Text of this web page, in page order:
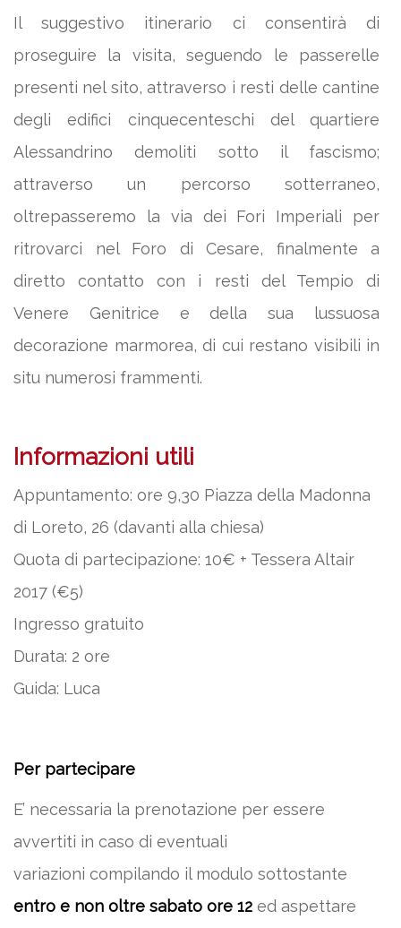
Il suggestivo itinerario ci consentirà di
proseguire la visita, seguendo le passerelle
presenti nel sito, attraverso i resti delle cantine
degli edifici cinquecenteschi del quartiere
Alessandrino demoliti sotto il fascismo;
attraverso un percorso sotterraneo,
oltrepasseremo la via dei Fori Imperiali per
ritrovarci nel Foro di Cesare, finalmente a
diretto contatto con i resti del Tempio di
Venere Genitrice e della sua lussuosa
decorazione marmorea, di cui restano visibili in
situ numerosi frammenti.
Informazioni utili
Appuntamento: ore 9,30 Piazza della Madonna
di Loreto, 26 (davanti alla chiesa)
Quota di partecipazione: 10€ + Tessera Altair
2017 (€5)
Ingresso gratuito
Durata: 2 ore
Guida: Luca
Per partecipare
E’ necessaria la prenotazione per essere
avvertiti in caso di eventuali
variazioni compilando il modulo sottostante
entro e non oltre sabato ore 12 ed aspettare